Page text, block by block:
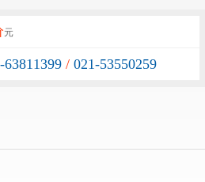
元
63811399 / 021-53550259